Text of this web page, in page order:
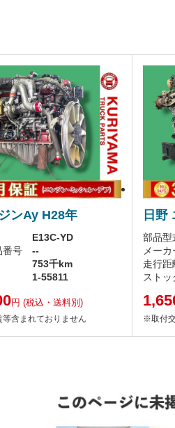
ンAy H28年
E13C-YD
番号
--
753千km
1-55811
円 (税込・送料別)
含まれておりません
日野
部品型
メー
走行距
スト
※取付